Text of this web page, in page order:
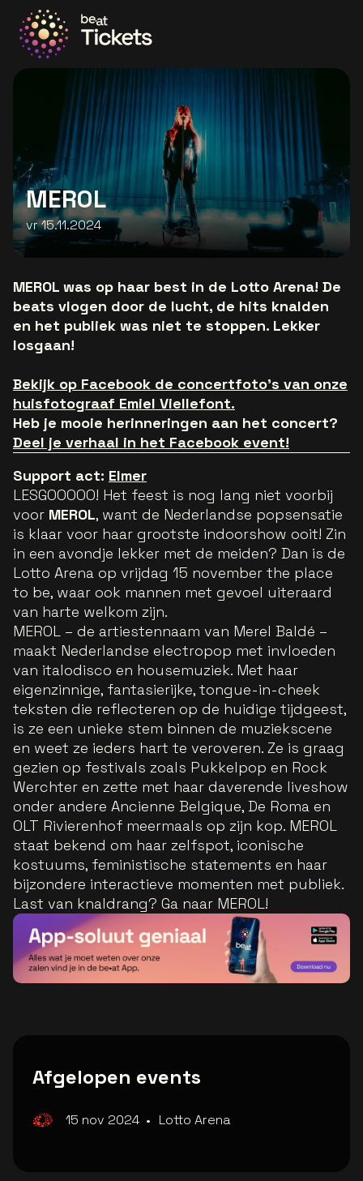
MEROL
vr 15.11.2024
MEROL was op haar best in de Lotto Arena! De
beats vlogen door de lucht, de hits knalden
en het publiek was niet te stoppen. Lekker
losgaan!
Bekijk op Facebook de concertfoto's van onze
huisfotograaf Emiel Viellefont.
Heb je mooie herinneringen aan het concert?
Deel je verhaal in het Facebook event!
Support act: Elmer
LESGOOOOO! Het feest is nog lang niet voorbij
voor MEROL, want de Nederlandse popsensatie
is klaar voor haar grootste indoorshow ooit! Zin
in een avondje lekker met de meiden? Dan is de
Lotto Arena op vrijdag 15 november the place
to be, waar ook mannen met gevoel uiteraard
van harte welkom zijn.
MEROL – de artiestennaam van Merel Baldé –
maakt Nederlandse electropop met invloeden
van italodisco en housemuziek. Met haar
eigenzinnige, fantasierijke, tongue-in-cheek
teksten die reflecteren op de huidige tijdgeest,
is ze een unieke stem binnen de muziekscene
en weet ze ieders hart te veroveren. Ze is graag
gezien op festivals zoals Pukkelpop en Rock
Werchter en zette met haar daverende liveshow
onder andere Ancienne Belgique, De Roma en
OLT Rivierenhof meermaals op zijn kop. MEROL
staat bekend om haar zelfspot, iconische
kostuums, feministische statements en haar
bijzondere interactieve momenten met publiek.
Last van knaldrang? Ga naar MEROL!
Afgelopen events
15 nov 2024 • Lotto Arena